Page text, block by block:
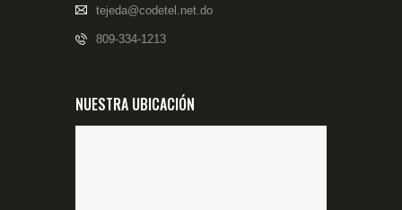
tejeda@codetel.net.do
809-334-1213
NUESTRA UBICACIÓN